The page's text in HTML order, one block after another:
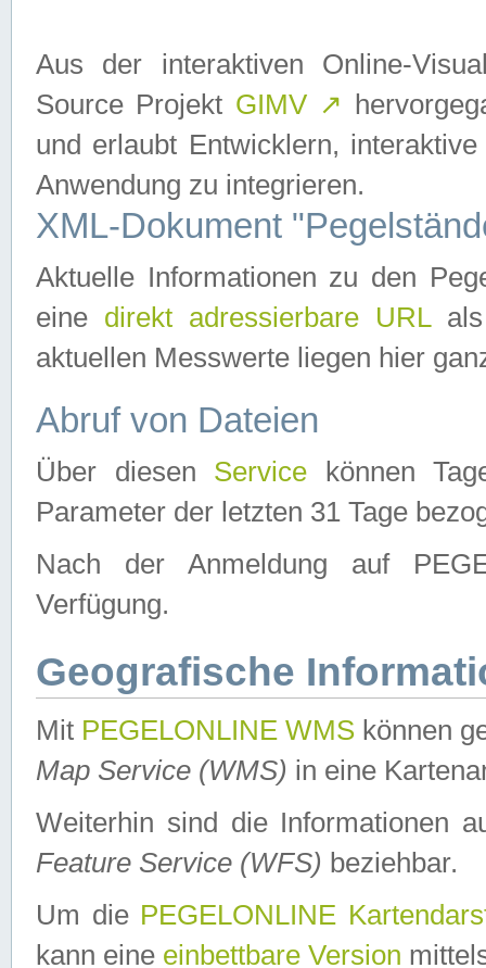
Aus der interaktiven Online-
Source Projekt GIMV ↗
und erlaubt Entwicklern,
Anwendung zu integrieren.
XML-Dokument
Aktuelle Informationen zu den
eine direkt adressierbare URLals
aktuellen Messwerte liegen hier
Abruf von Dateien
Über diesen Service können
Parameter der letzten 31 Tage
Nach der Anmeldung auf
Verfügung.
Geografische
Mit PEGELONLINE WMS können
Map Service (WMS) in eine
Weiterhin sind die Informationen
Feature Service (WFS) beziehbar.
Um die PEGELONLINE
kann eine einbettbare Version